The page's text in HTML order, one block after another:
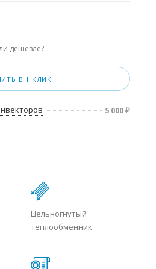
дешевле?
В 1 КЛИК
5 000₽
Цельногнутый
теплообменник